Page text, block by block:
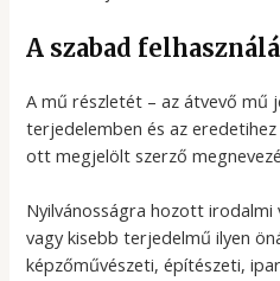
A szabad
A mű részletét – az átvevő mű
terjedelemben és az
ott megjelölt szerző
Nyilvánosságra hozott irodalmi
vagy kisebb terjedelmű ilyen
képzőművészeti, építészeti,